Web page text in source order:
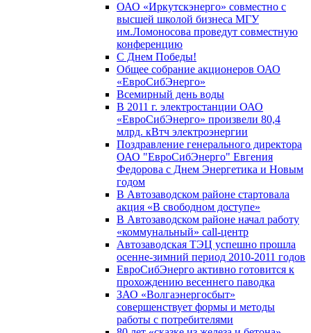
ОАО «Иркутскэнерго» совместно с
высшей школой бизнеса МГУ
им.Ломоносова проведут совместную
конференцию
С Днем Победы!
Общее собрание акционеров ОАО
«ЕвроСибЭнерго»
Всемирный день воды
В 2011 г. электростанции ОАО
«ЕвроСибЭнерго» произвели 80,4
млрд. кВтч электроэнергии
Поздравление генерального директора
ОАО "ЕвроСибЭнерго" Евгения
Федорова с Днем Энергетика и Новым
годом
В Автозаводском районе стартовала
акция «В свободном доступе»
В Автозаводском районе начал работу
«коммунальный» call-центр
Автозаводская ТЭЦ успешно прошла
осенне-зимний период 2010-2011 годов
ЕвроСибЭнерго активно готовится к
прохождению весеннего паводка
ЗАО «Волгаэнергосбыт»
совершенствует формы и методы
работы с потребителями